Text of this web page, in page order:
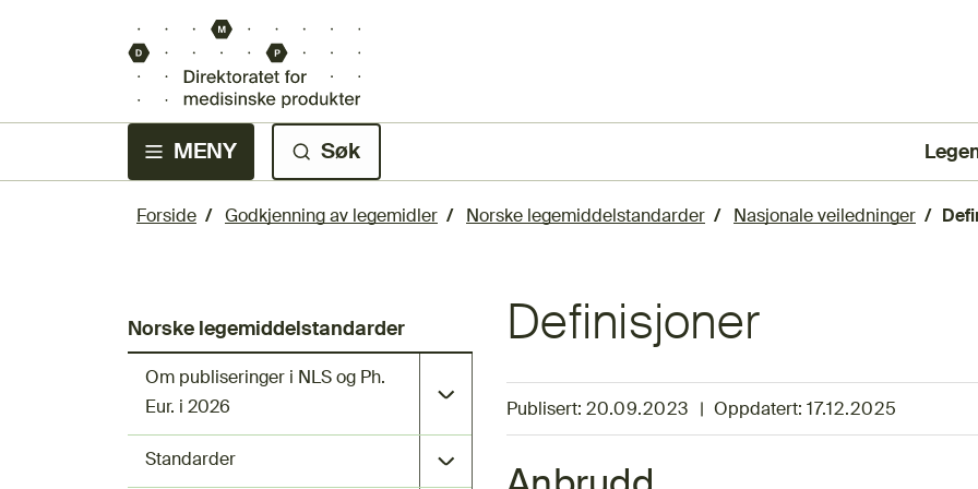
MENY Søk
Forside Godkjenning av legemidler Norske legemiddelstandarder Nasjonale veiledninger
Norske legemiddelstandarder
Om publiseringer i NLS og Ph.
Eur. i 2026
Standarder
Definisjoner
Publisert: 20.09.2023 Oppdatert:17.12.2025